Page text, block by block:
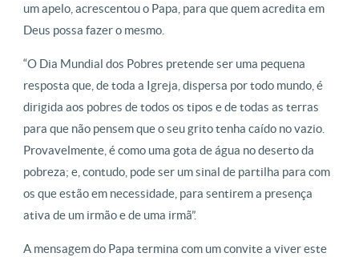
um apelo, acrescentou o Papa, para que quem acredita em
Deus possa fazer o mesmo.
“O Dia Mundial dos Pobres pretende ser uma pequena
resposta que, de toda a Igreja, dispersa por todo mundo, é
dirigida aos pobres de todos os tipos e de todas as terras
para que não pensem que o seu grito tenha caído no vazio.
Provavelmente, é como uma gota de água no deserto da
pobreza; e, contudo, pode ser um sinal de partilha para com
os que estão em necessidade, para sentirem a presença
ativa de um irmão e de uma irmã”.
A mensagem do Papa termina com um convite a viver este